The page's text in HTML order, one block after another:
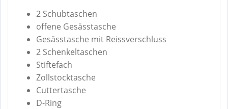
2 Schubtaschen
offene Gesässtasche
Gesässtasche mit Reissverschluss
2 Schenkeltaschen
Stiftefach
Zollstocktasche
Cuttertasche
D-Ring